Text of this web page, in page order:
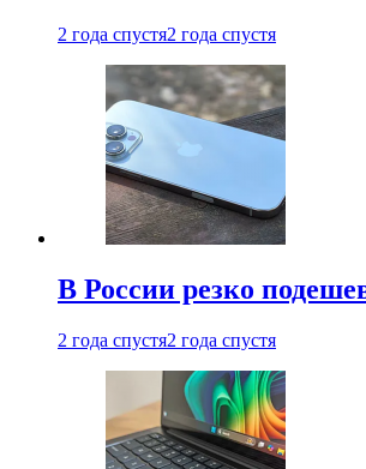
2 года спустя2 года спустя
В России резко
2 года спустя2 года спустя